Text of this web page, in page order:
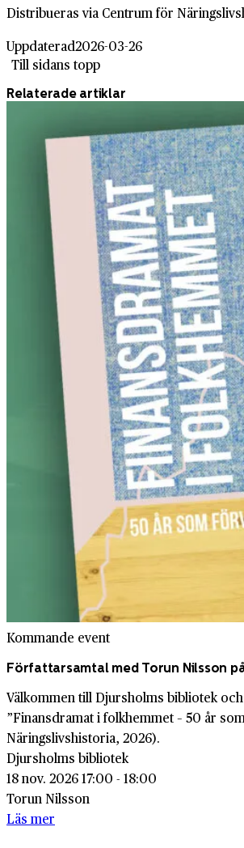
Distribueras via Centrum för
Uppdaterad2026-03-26
Till sidans topp
Relaterade artiklar
Kommande event
Författarsamtal med Torun Nilsson
Välkommen till Djursholms bibliotek
”Finansdramat i folkhemmet – 50 år
Näringslivshistoria, 2026).
Djursholms bibliotek
18 nov. 2026 17:00 - 18:00
Torun Nilsson
Läs mer